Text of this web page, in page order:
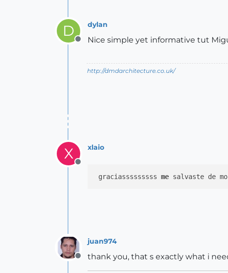
D
Offline
dylan
Nice simple yet informative tut
http://dmdarchitecture.co.uk/
X
Offline
xlaio
graciasssssssss me
Offline
juan974
thank you, that s exactly what i